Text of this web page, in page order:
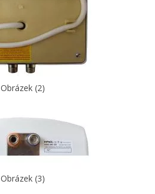
Obrázek (2)
Obrázek (3)